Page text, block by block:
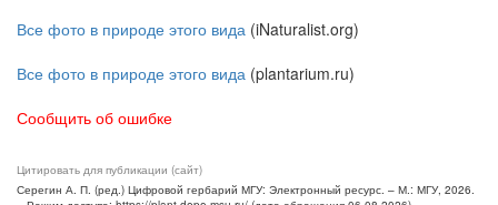
Все фото в природе этого вида (iNaturalist.org)
Все фото в природе этого вида (plantarium.ru)
Сообщить об ошибке
Цитировать для публикации (сайт)
Серегин А. П. (ред.) Цифровой гербарий МГУ: Электронный ресурс. – М.: МГУ, 2026.